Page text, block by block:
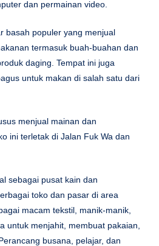
dan permainan video.
basah populer yang menjual
termasuk buah-buahan dan
daging. Tempat ini juga
untuk makan di salah satu dari
menjual mainan dan
ini terletak di Jalan Fuk Wa dan
sebagai pusat kain dan
toko dan pasar di area
macam tekstil, manik-manik,
untuk menjahit, membuat pakaian,
busana, pelajar, dan